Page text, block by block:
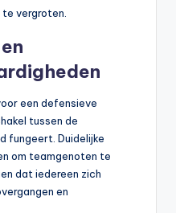
te vergroten.
een defensieve
tussen de
fungeert. Duidelijke
om teamgenoten te
dat iedereen zich
en